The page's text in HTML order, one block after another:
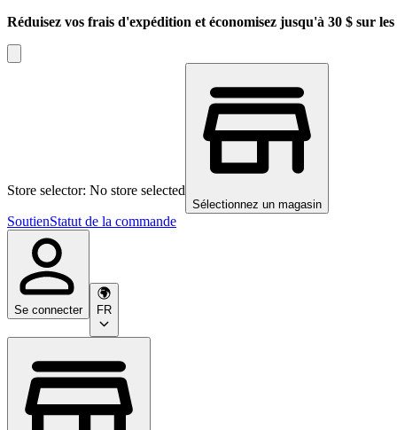
Réduisez vos frais d'expédition et économisez jusqu'à 30 $ sur
Store selector: No store selected
Sélectionnez un magasin
SoutienStatut de la commande
Se connecter FR